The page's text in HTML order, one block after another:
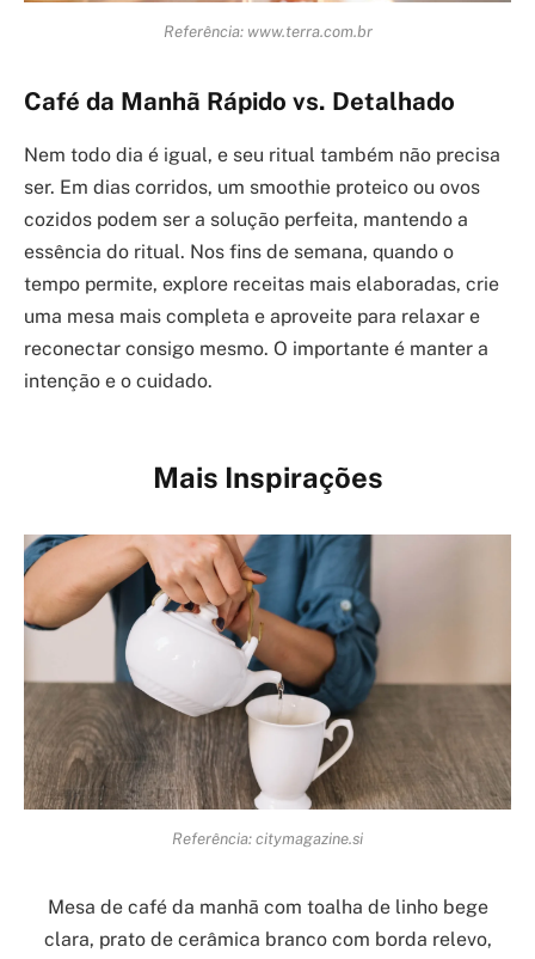
Referência: www.terra.com.br
Café da Manhã Rápido vs. Detalhado
Nem todo dia é igual, e seu ritual também não precisa
ser. Em dias corridos, um smoothie proteico ou ovos
cozidos podem ser a solução perfeita, mantendo a
essência do ritual. Nos fins de semana, quando o
tempo permite, explore receitas mais elaboradas, crie
uma mesa mais completa e aproveite para relaxar e
reconectar consigo mesmo. O importante é manter a
intenção e o cuidado.
Mais Inspirações
Referência: citymagazine.si
Mesa de café da manhã com toalha de linho bege
clara, prato de cerâmica branco com borda relevo,